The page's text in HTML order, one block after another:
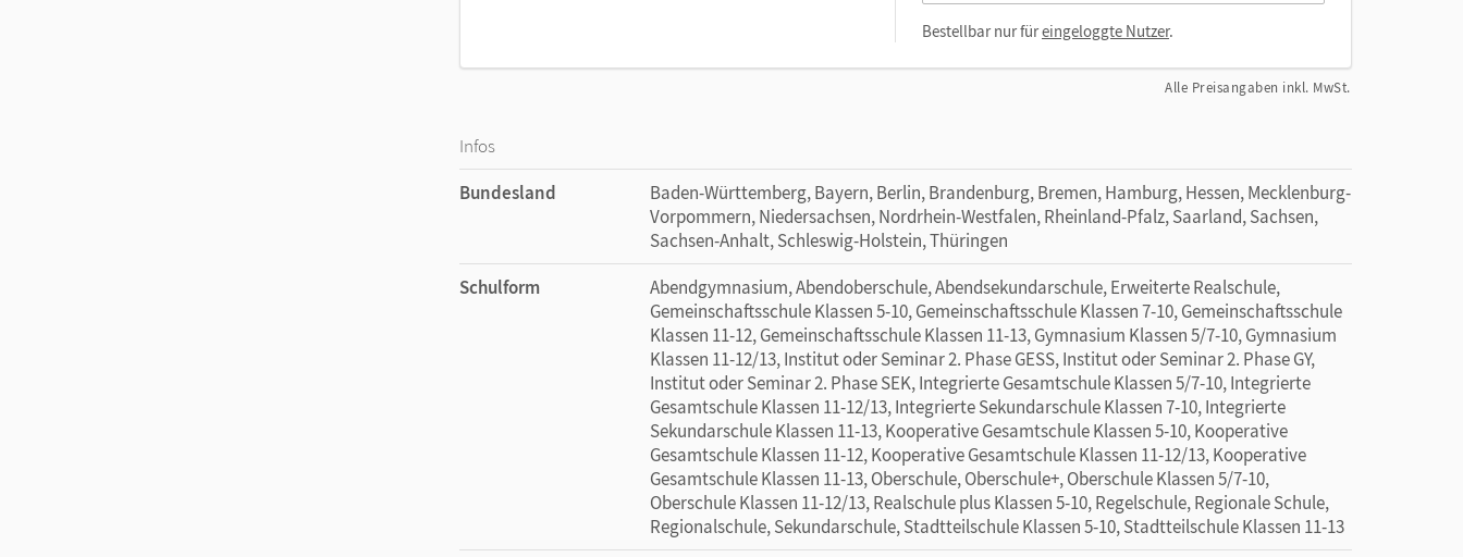
Bestellbar nur füreingeloggte Nutzer.
Alle Preisangaben inkl. MwSt.
Infos
Bundesland
Baden-Württemberg, Bayern, Berlin, Brandenburg, Bremen, Hamburg, Hessen, Mecklenburg-
Vorpommern, Niedersachsen, Nordrhein-Westfalen, Rheinland-Pfalz, Saarland, Sachsen,
Sachsen-Anhalt, Schleswig-Holstein, Thüringen
Schulform
Abendgymnasium, Abendoberschule, Abendsekundarschule, Erweiterte Realschule,
Gemeinschaftsschule Klassen 5-10, Gemeinschaftsschule Klassen 7-10, Gemeinschaftsschule
Klassen 11-12, Gemeinschaftsschule Klassen 11-13, Gymnasium Klassen 5/7-10, Gymnasium
Klassen 11-12/13, Institut oder Seminar 2. Phase GESS, Institut oder Seminar 2. Phase GY,
Institut oder Seminar 2. Phase SEK, Integrierte Gesamtschule Klassen 5/7-10, Integrierte
Gesamtschule Klassen 11-12/13, Integrierte Sekundarschule Klassen 7-10, Integrierte
Sekundarschule Klassen 11-13, Kooperative Gesamtschule Klassen 5-10, Kooperative
Gesamtschule Klassen 11-12, Kooperative Gesamtschule Klassen 11-12/13, Kooperative
Gesamtschule Klassen 11-13, Oberschule, Oberschule+, Oberschule Klassen 5/7-10,
Oberschule Klassen 11-12/13, Realschule plus Klassen 5-10, Regelschule, Regionale Schule,
Regionalschule, Sekundarschule, Stadtteilschule Klassen 5-10, Stadtteilschule Klassen 11-13